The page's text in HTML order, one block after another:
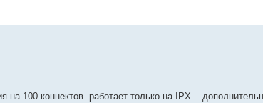
на 100 коннектов. работает только на IPX...